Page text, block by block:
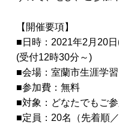
【開催要項】
■日時：2021年2月20
(受付12時30分～)
■会場：室蘭市生涯学
■参加費：無料
■対象：どなたでもご
■定員：20名（先着順